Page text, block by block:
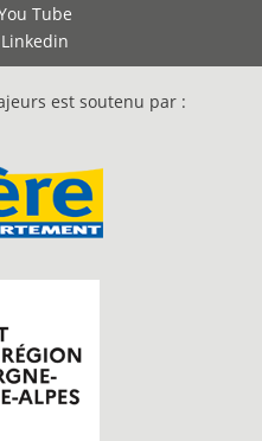
Tube
Linkedin
est soutenu par :